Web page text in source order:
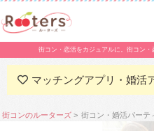
街コン・恋活をカジュアルに。街コン
マッチングアプリ・婚活
街コンのルーターズ 街コン・婚活パーテ